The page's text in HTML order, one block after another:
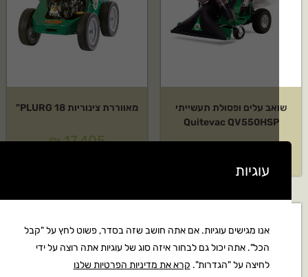
עלים ופסולת תעשייתי
Quitevac QV550HSP
מאווררת צינוריות PLURG 18"
₪17,405
עוגיות
אנו מגישים עוגיות. אם אתה חושב שזה בסדר, פשוט לחץ על "קבל
הכל". אתה יכול גם לבחור איזה סוג של עוגיות אתה רוצה על ידי
לחיצה על "הגדרות".קרא את מדיניות הפרטיות שלנו